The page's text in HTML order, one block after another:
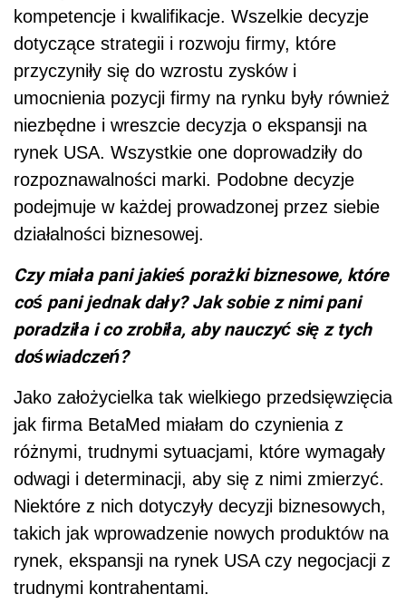
kompetencje i kwalifikacje. Wszelkie decyzje
dotyczące strategii i rozwoju firmy, które
przyczyniły się do wzrostu zysków i
umocnienia pozycji firmy na rynku były również
niezbędne i wreszcie decyzja o ekspansji na
rynek USA. Wszystkie one doprowadziły do
rozpoznawalności marki. Podobne decyzje
podejmuje w każdej prowadzonej przez siebie
działalności biznesowej.
Czy miała pani jakieś porażki biznesowe, które
coś pani jednak dały? Jak sobie z nimi pani
poradziła i co zrobiła, aby nauczyć się z tych
doświadczeń?
Jako założycielka tak wielkiego przedsięwzięcia
jak firma BetaMed miałam do czynienia z
różnymi, trudnymi sytuacjami, które wymagały
odwagi i determinacji, aby się z nimi zmierzyć.
Niektóre z nich dotyczyły decyzji biznesowych,
takich jak wprowadzenie nowych produktów na
rynek, ekspansji na rynek USA czy negocjacji z
trudnymi kontrahentami.